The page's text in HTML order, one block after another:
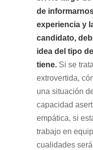
de
experiencia y
candidato,
idea del tipo
tiene. Si se
extrovertida,
una situación
capacidad
empática, si
trabajo en
cualidades